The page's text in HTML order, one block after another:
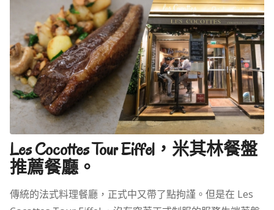
Les Cocottes Tour Eiffel，米其林餐盤
推薦餐廳。
傳統的法式料理餐廳，正式中又帶了點拘謹。但是在 Les